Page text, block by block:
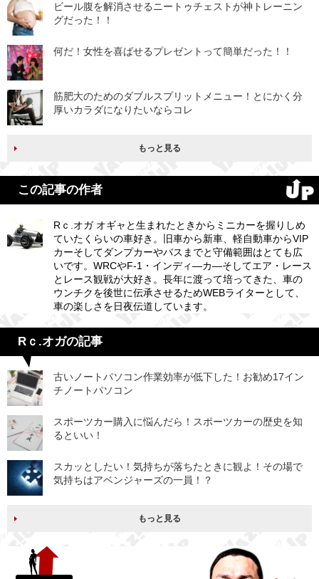
ビール腹を解消させるニートゥチェストが神トレーニン
グだった！！
何だ！女性を喜ばせるプレゼントって簡単だった！！
筋肥大のためのダブルスプリットメニュー！とにかく分
厚いカラダになりたいならコレ
もっと見る
この記事の作者
Rｃ.オガ オギャと生まれたときからミニカーを握りしめ
ていたくらいの車好き。旧車から新車、軽自動車からVIP
カーそしてダンプカーやバスまでと守備範囲はとても広
いです。WRCやF-1・インディ―カ―そしてエア・レース
とレース観戦が大好き。長年に渡って培ってきた、車の
ウンチクを後世に伝承させるためWEBライターとして、
車の楽しさを日夜伝道しています。
Rｃ.オガの記事
古いノートパソコン作業効率が低下した！お勧め17イン
チノートパソコン
スポーツカー購入に悩んだら！スポーツカーの歴史を知
るといい！
スカッとしたい！気持ちが落ちたときに観よ！その場で
気持ちはアベンジャーズの一員！？
もっと見る